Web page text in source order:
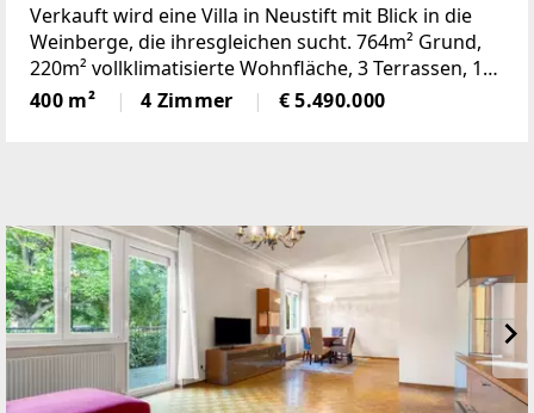
Verkauft wird eine Villa in Neustift mit Blick in die
Weinberge, die ihresgleichen sucht. 764m² Grund,
220m² vollklimatisierte Wohnfläche, 3 Terrassen, 150
m² Wellnessbereich mit Indoor-Pool, Tepidarium,
Fitnessraum und Keller. Historisches Interieur
400 m² 4 Zimmer € 5.490.000